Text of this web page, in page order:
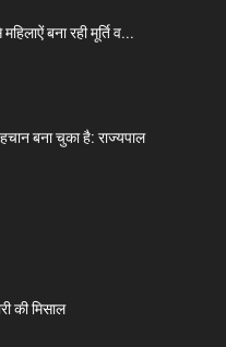
बना रही मूर्ति व...
बना चुका है: राज्यपाल
की मिसाल